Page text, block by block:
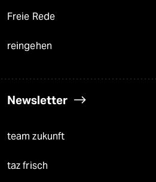
Freie Rede
reingehen
Newsletter
team zukunft
taz frisch